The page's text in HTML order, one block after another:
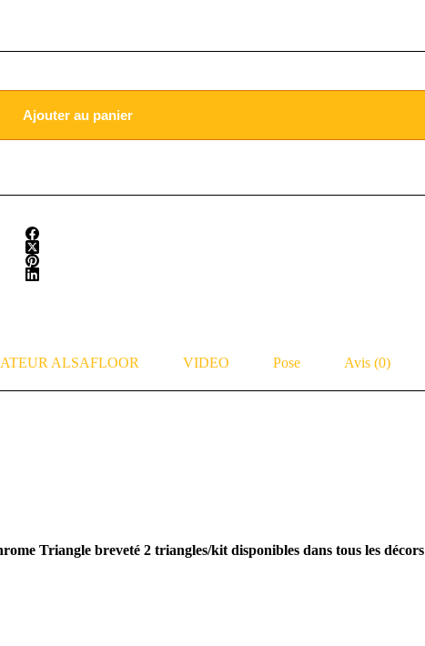
Ajouter au panier
ALSAFLOOR VIDEO Pose Avis (0)
Triangle breveté 2 triangles/kit disponibles dans tous les décors